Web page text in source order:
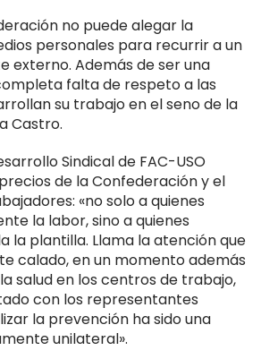
no puede alegar la
personales para recurrir a un
externo. Además de ser una
falta de respeto a las
su trabajo en el seno de la
Castro.
Sindical de FAC-USO
de la Confederación y el
«no solo a quienes
la labor, sino a quienes
la plantilla. Llama la atención que
calado, en un momento además
salud en los centros de trabajo,
con los representantes
la prevención ha sido una
unilateral».